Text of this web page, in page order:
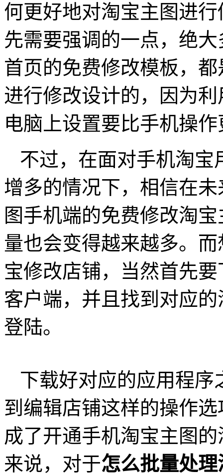
何更好地对淘宝主图进
先需要强调的一点，绝
首页的免费修改模板，
进行修改设计的，因为
电脑上设置要比手机操
不过，在面对手机淘宝
增多的情况下，相信在
图手机端的免费修改淘
量也会变得越来越多。
宝修改店铺，当然首先
客户端，并且找到对应
登陆。
下载好对应的应用程序
到编辑店铺这样的操作
成了开通手机淘宝主图
来说，对于怎么批量处